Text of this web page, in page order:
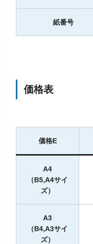
紙番号
価格表
価格E
A4
（B5,A4サイ
ズ）
A3
（B4,A3サイ
ズ）